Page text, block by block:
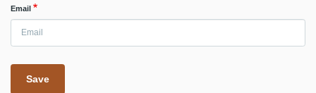
Email